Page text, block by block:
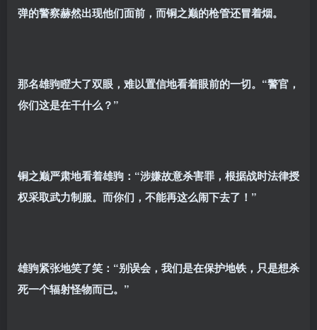
弹的警察赫然出现他们面前，而铜之巅的枪管还冒着烟。
那名雄驹瞪大了双眼，难以置信地看着眼前的一切。“警官，
你们这是在干什么？”
铜之巅严肃地看着雄驹：“涉嫌故意杀害罪，根据战时法律授
权采取武力制服。而你们，不能再这么闹下去了！”
雄驹紧张地笑了笑：“别误会，我们是在保护地铁，只是想杀
死一个辐射怪物而已。”